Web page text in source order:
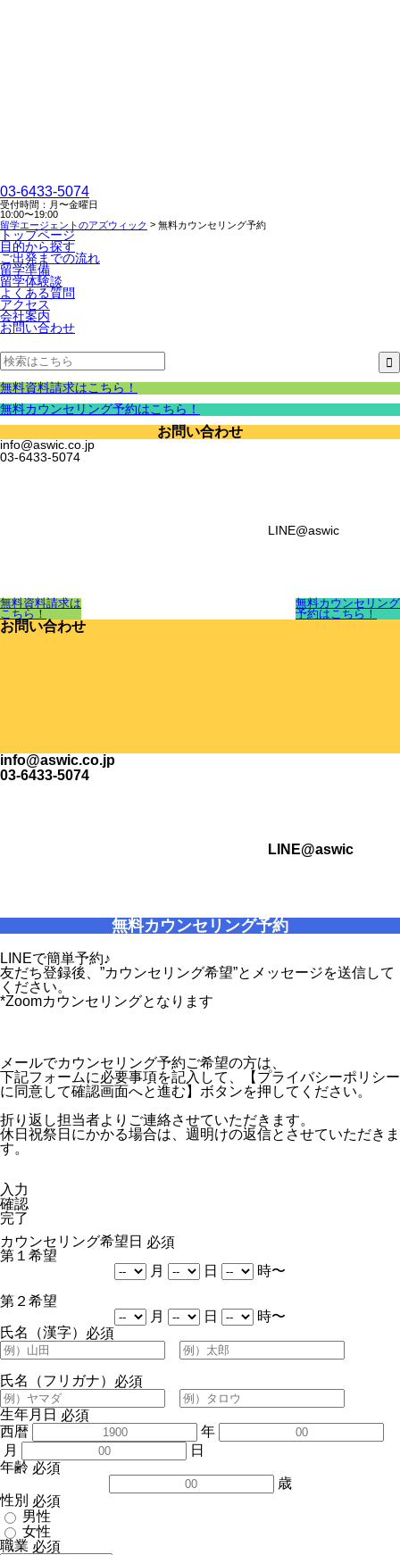
03-6433-5074
受付時間：月〜金曜日
10:00〜19:00
留学エージェントのアズウィック > 無料カウンセリング予約
トップページ
目的から探す
ご出発までの流れ
留学準備
留学体験談
よくある質問
アクセス
会社案内
お問い合わせ
無料資料請求はこちら！
無料カウンセリング予約はこちら！
お問い合わせ
info@aswic.co.jp
03-6433-5074
LINE@aswic
無料資料請求は
こちら！
無料カウンセリング
予約はこちら！
お問い合わせ
info@aswic.co.jp
03-6433-5074
LINE@aswic
無料カウンセリング予約
LINEで簡単予約♪
友だち登録後、”カウンセリング希望”とメッセージを送信して
ください。
*Zoomカウンセリングとなります
メールでカウンセリング予約ご希望の方は、
下記フォームに必要事項を記入して、【プライバシーポリシー
に同意して確認画面へと進む】ボタンを押してください。
折り返し担当者よりご連絡させていただきます。
休日祝祭日にかかる場合は、週明けの返信とさせていただきま
す。
入力
確認
完了
カウンセリング希望日 必須
第１希望
月
日 時〜
第２希望
月
日
時〜
氏名（漢字） 必須
氏名（フリガナ） 必須
生年月日 必須
西暦
年
月
日
年齢 必須
歳
性別 必須
男性
女性
職業 必須